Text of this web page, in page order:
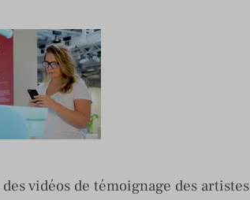
vidéos de témoignage des artistes